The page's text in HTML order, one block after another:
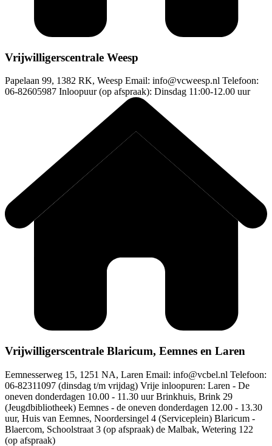
Vrijwilligerscentrale Weesp
Papelaan 99, 1382 RK, Weesp Email: info@vcweesp.nl Telefoon:
06-82605987 Inloopuur (op afspraak): Dinsdag 11:00-12.00 uur
Vrijwilligerscentrale Blaricum, Eemnes en Laren
Eemnesserweg 15, 1251 NA, Laren Email: info@vcbel.nl Telefoon:
06-82311097 (dinsdag t/m vrijdag) Vrije inloopuren: Laren - De
oneven donderdagen 10.00 - 11.30 uur Brinkhuis, Brink 29
(Jeugdbibliotheek) Eemnes - de oneven donderdagen 12.00 - 13.30
uur, Huis van Eemnes, Noordersingel 4 (Serviceplein) Blaricum -
Blaercom, Schoolstraat 3 (op afspraak) de Malbak, Wetering 122
(op afspraak)